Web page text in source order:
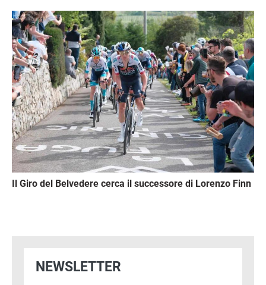
Immagine
Il Giro del Belvedere cerca il successore di Lorenzo Finn
NEWSLETTER